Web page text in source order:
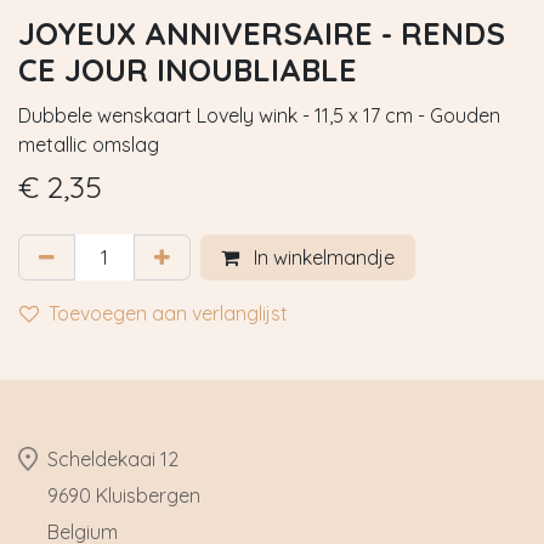
JOYEUX ANNIVERSAIRE - RENDS
CE JOUR INOUBLIABLE
Dubbele wenskaart Lovely wink - 11,5 x 17 cm - Gouden
metallic omslag
€ 2,35
In winkelmandje
Toevoegen aan verlanglijst
​Scheldekaai 12
9690 Kluisbergen
​Belgium